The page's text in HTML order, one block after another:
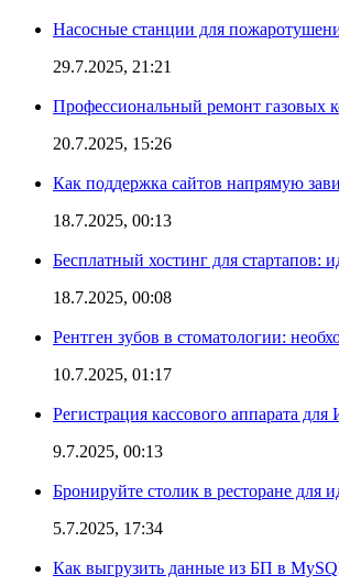
Насосные станции для
29.7.2025, 21:21
Профессиональный ремонт газовых
20.7.2025, 15:26
Как поддержка сайтов напрямую
18.7.2025, 00:13
Бесплатный хостинг для стартапов:
18.7.2025, 00:08
Рентген зубов в стоматологии:
10.7.2025, 01:17
Регистрация кассового аппарата
9.7.2025, 00:13
Бронируйте столик в ресторане для
5.7.2025, 17:34
Как выгрузить данные из БП в